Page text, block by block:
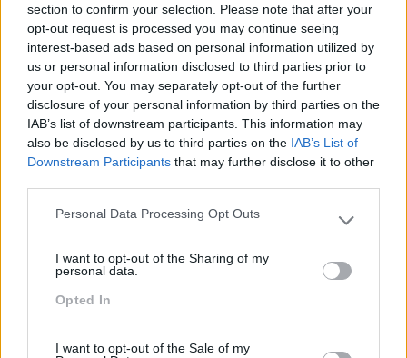
section to confirm your selection. Please note that after your
opt-out request is processed you may continue seeing
interest-based ads based on personal information utilized by
us or personal information disclosed to third parties prior to
your opt-out. You may separately opt-out of the further
disclosure of your personal information by third parties on the
IAB’s list of downstream participants. This information may
also be disclosed by us to third parties on the IAB’s List of
Downstream Participants that may further disclose it to other
Please note that this website/app uses one or more Google
not limited to your visit or usage behaviour. You may click to
grant or deny consent to Google and its third-party tags to
use your data for below specified purposes in below Google
Personal Data Processing Opt Outs
I want to opt-out of the Sharing of my
personal data.
Opted In
I want to opt-out of the Sale of my
Para as empresas que têm que trabalhar com
colaboradores remotos, que estão em qualquer lado e
que, por isso, não podem estar constantemente a ser
controlados, Tijana Momirov acredita que o maior
desafio é, sobretudo, de “mindset”. “Já fiz algumas
apresentações sobre gerir equipas remotas e nunca me
perguntaram nada sobre a utilização de ferramentas
online. As pessoas perguntam-me sempre sobre
stakeholders de acordo e sobre como desenvolver a
possível, mas requer uma nova abordagem e algum
esforço adicional, pelo menos inicialmente. É preciso
presença online e o ‘poderoso’ Slack com várias
acerca de cada passo que os nossos colegas dão